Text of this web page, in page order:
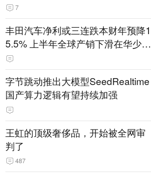
7
丰田汽车净利或三连跌本财年预降1
5.5% 上半年全球产销下滑在华少卖
14.3万辆
字节跳动推出大模型SeedRealtime
国产算力逻辑有望持续加强
王虹的顶级奢侈品，开始被全网审
判了
487